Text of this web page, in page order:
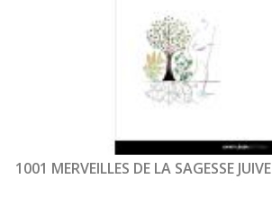
1001 MERVEILLES DE LA SAGESSE JUIVE